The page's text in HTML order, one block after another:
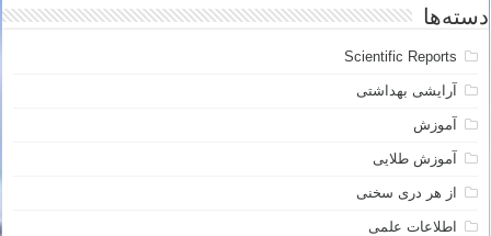
دسته‌ها
Scientific Reports
آرایشی بهداشتی
آموزش
آموزش طلایی
از هر دری سخنی
اطلاعات علمی